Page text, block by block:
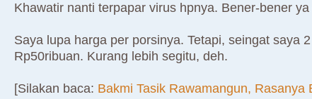
Khawatir nanti terpapar virus hpnya. Bener-bener
Saya lupa harga per porsinya. Tetapi, seingat saya
Rp50ribuan. Kurang lebih segitu, deh.
[Silakan baca: Bakmi Tasik Rawamangun, Rasanya